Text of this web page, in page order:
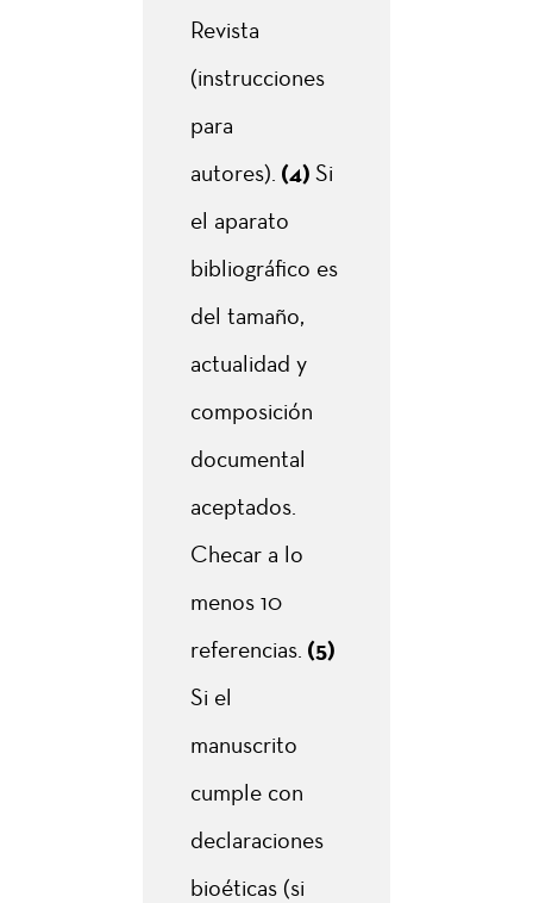
Revista
(instrucciones
para
autores). (4) Si
el aparato
bibliográfico es
del tamaño,
actualidad y
composición
documental
aceptados.
Checar a lo
menos 10
referencias. (5)
Si el
manuscrito
cumple con
declaraciones
bioéticas (si